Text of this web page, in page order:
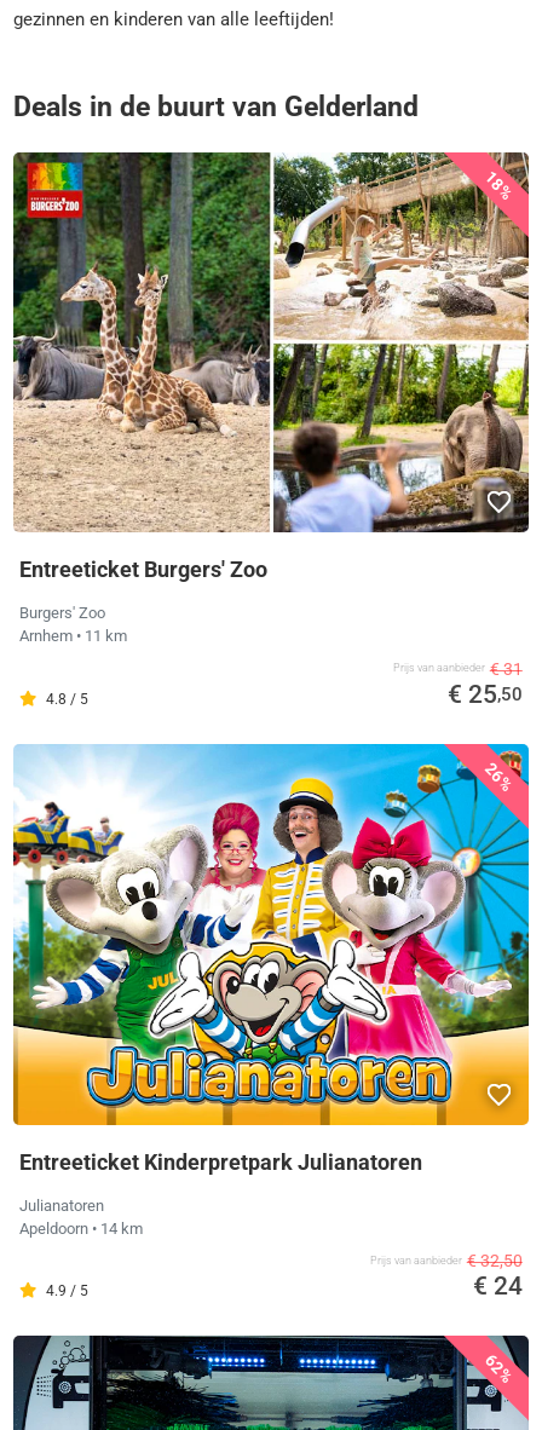
gezinnen en kinderen van alle leeftijden!
Deals in de buurt van Gelderland
18%
Entreeticket Burgers' Zoo
Burgers' Zoo
Arnhem • 11 km
4.8 / 5
Prijs van aanbieder € 31
€ 25,50
26%
Entreeticket Kinderpretpark Julianatoren
Julianatoren
Apeldoorn • 14 km
4.9 / 5
Prijs van aanbieder € 32,50
€ 24
62%